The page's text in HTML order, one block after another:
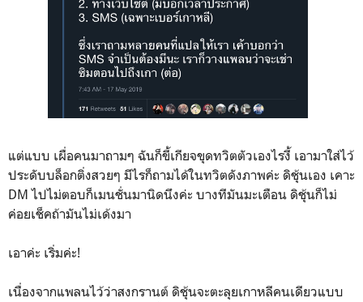
แต่แบบ เผื่อคนมาถามๆ ฉันก็ขี้เกียจขุดทวิตตัวเองไรงี้ เอามาใส่ไว้
ประดับบล็อกติ่งสวยๆ มีไรก็ถามได้ในทวิตดังภาพค่ะ ดิชุ้นเอง เคาะ
DM ไปไม่ตอบก็เมนชั่นมานิดนึงค่ะ บางทีมันมะเตือน ดิชุ้นก็ไม่
ค่อยเช็คถ้ามันไม่เด้งมา
เอาค่ะ เริ่มค่ะ!
เนื่องจากแพลนไว้ว่าสงกรานต์ ดิชุ้นจะตะลุยเกาหลีคนเดียวแบบ